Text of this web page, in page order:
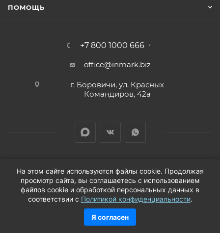
ПОМОЩЬ
+7 800 1000 666
office@inmark.biz
г. Боровичи, ул. Красных
Командиров, 42а
2026 © Продажа автозапчастей для иномарок в
Новгородской области
На этом сайте используются файлы cookie. Продолжая
просмотр сайта, вы соглашаетесь с использованием
файлов cookie и обработкой персональных данных в
соответствии с Политикой конфиденциальности.
Я согласен